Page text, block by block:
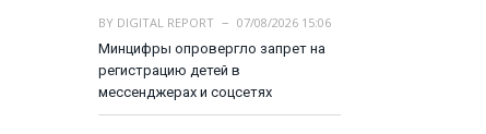
BY DIGITAL REPORT
07/08/2026 15:06
Минцифры опровергло запрет на
регистрацию детей в
мессенджерах и соцсетях